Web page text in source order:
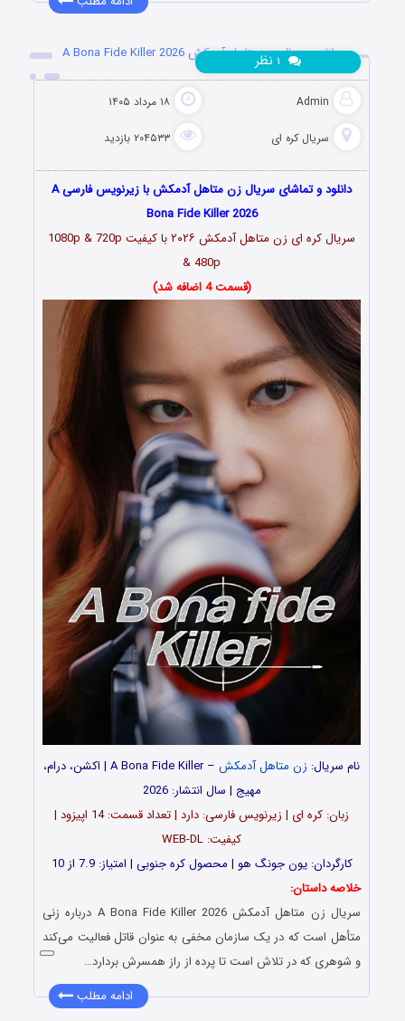
دانلود سریال زن متاهل آدمکش A Bona Fide Killer 2026
Admin ۱۸ مرداد ۱۴۰۵
سریال کره ای ۲۰۴۵۳۳ بازدید
نظر
دانلود و تماشای سریال زن متاهل آدمکش با زیرنویس فارسی A
Bona Fide Killer 2026
سریال کره ای زن متاهل آدمکش ۲۰۲۶
با کیفیت 1080p & 720p
& 480p
(قسمت 4 اضافه شد)
نام سریال: زن متاهل آدمکش
– A Bona Fide Killer | اکشن، درام،
مهیج | سال انتشار: 2026
زبان: کره ای | زیرنویس فارسی: دارد | تعداد قسمت: 14 اپیزود |
کیفیت: WEB-DL
کارگردان: یون جونگ هو | محصول کره جنوبی | امتیاز: 7.9 از 10
خلاصه داستان:
سریال زن متاهل آدمکش A Bona Fide Killer 2026 درباره زنی
متأهل است که در یک سازمان مخفی به عنوان قاتل فعالیت می‌کند
و شوهری که در تلاش است تا پرده از راز همسرش بردارد…
ادامه مطلب